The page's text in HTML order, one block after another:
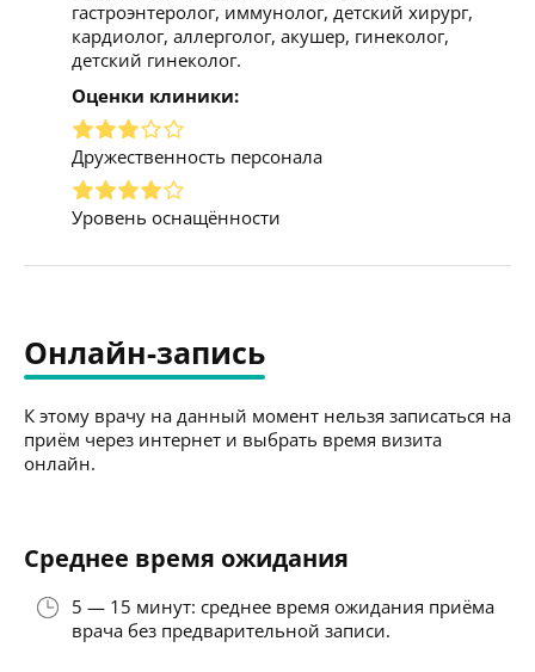
гастроэнтеролог, иммунолог, детский хирург,
кардиолог, аллерголог, акушер, гинеколог,
детский гинеколог.
Оценки клиники:
Дружественность персонала
Уровень оснащённости
Онлайн-запись
К этому врачу на данный момент нельзя записаться на
приём через интернет и выбрать время визита
онлайн.
Среднее время ожидания
5 — 15 минут: среднее время ожидания приёма
врача без предварительной записи.